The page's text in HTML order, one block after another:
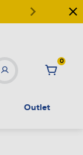
0
Outlet